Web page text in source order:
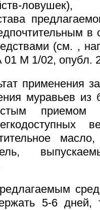
в
(см. ,
M 1/02, опубл.
применения
муравьев
приемом
5-6 дней,